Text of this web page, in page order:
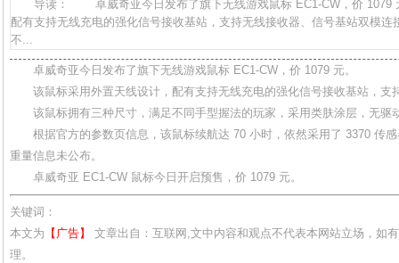
导读： 卓威奇亚今日发布了旗下无线游戏鼠标 EC1-CW，价 1079
配有支持无线充电的强化信号接收基站，支持无线接收器、信号基站双
不...
卓威奇亚今日发布了旗下无线游戏鼠标 EC1-CW，价 1079 元。
该鼠标采用外置天线设计，配有支持无线充电的强化信号接收基站，支
该鼠标拥有三种尺寸，满足不同手型握法的玩家，采用类肤涂层，无驱
根据官方的参数页信息，该鼠标续航达 70 小时，依然采用了 3370 传感
重量信息未公布。
卓威奇亚 EC1-CW 鼠标今日开启预售，价 1079 元。
关键词：
本文为 【广告】
文章出自：互联网,文中内容和观点不代表本网站立场，如
理。